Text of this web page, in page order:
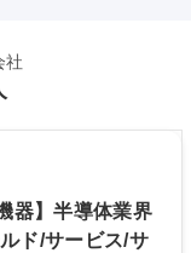
社
器】半導体業界
ド/サービス/サ